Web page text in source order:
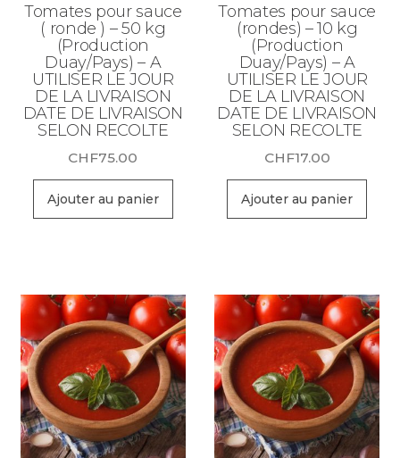
Tomates pour sauce
( ronde ) – 50 kg
(Production
Duay/Pays) – A
UTILISER LE JOUR
DE LA LIVRAISON
DATE DE LIVRAISON
SELON RECOLTE
CHF75.00
Ajouter au panier
Tomates pour sauce
(rondes) – 10 kg
(Production
Duay/Pays) – A
UTILISER LE JOUR
DE LA LIVRAISON
DATE DE LIVRAISON
SELON RECOLTE
CHF17.00
Ajouter au panier